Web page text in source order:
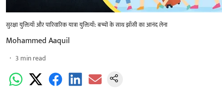
सुरक्षा युक्तियाँ और पारिवारिक यात्रा युक्तियाँ: बच्चों के साथ झाँसी का आनंद लेना
Mohammed Aaquil
3 min read